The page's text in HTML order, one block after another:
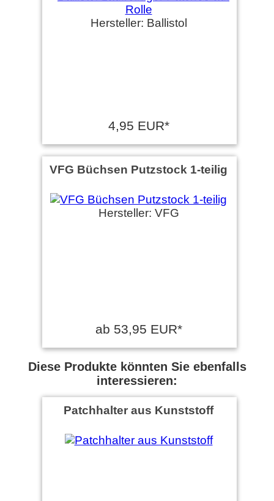
Hersteller: Ballistol
4,95 EUR*
VFG Büchsen Putzstock 1-teilig
Hersteller: VFG
ab 53,95 EUR*
Diese Produkte könnten Sie ebenfalls
interessieren:
Patchhalter aus Kunststoff